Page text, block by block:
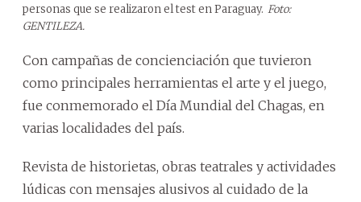
personas que se realizaron el test en Paraguay. Foto:
GENTILEZA.
Con campañas de concienciación que tuvieron
como principales herramientas el arte y el juego,
fue conmemorado el Día Mundial del Chagas, en
varias localidades del país.
Revista de historietas, obras teatrales y actividades
lúdicas con mensajes alusivos al cuidado de la